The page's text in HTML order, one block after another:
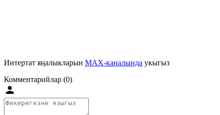
Интертат яңалыкларын MAX-каналында укыгыз
Комментарийлар (0)